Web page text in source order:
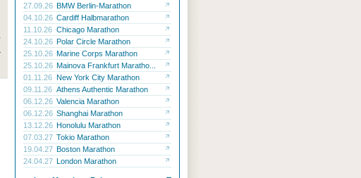
27.09.26 BMW Berlin-Marathon
04.10.26 Cardiff Halbmarathon
11.10.26 Chicago Marathon
24.10.26 Polar Circle Marathon
25.10.26 Marine Corps Marathon
25.10.26 Mainova Frankfurt Maratho...
01.11.26 New York City Marathon
09.11.26 Athens Authentic Marathon
06.12.26 Valencia Marathon
06.12.26 Shanghai Marathon
13.12.26 Honolulu Marathon
07.03.27 Tokio Marathon
19.04.27 Boston Marathon
24.04.27 London Marathon